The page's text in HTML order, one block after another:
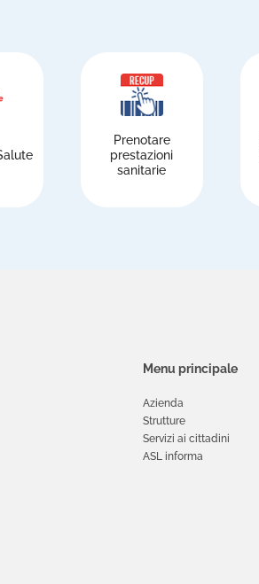
Prenotare
prestazioni
sanitarie
Menu principale
Azienda
Strutture
Servizi ai cittadini
ASL informa